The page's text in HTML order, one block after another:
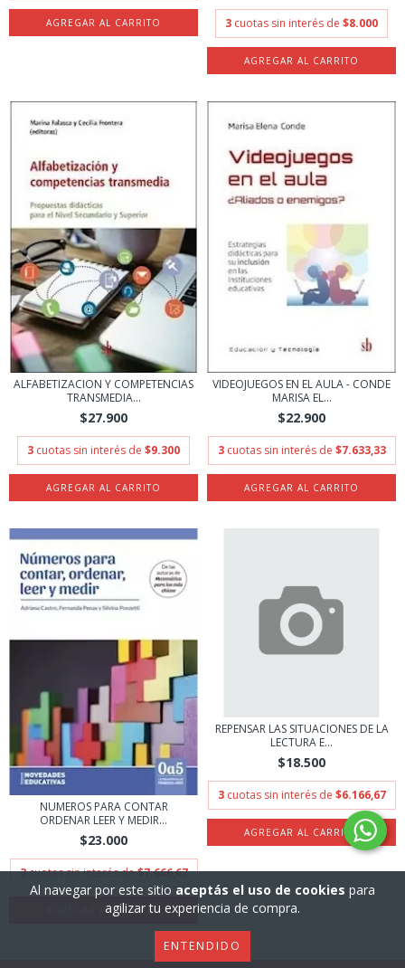
Al navegar por este sitio aceptás el uso de cookies para
agilizar tu experiencia de compra.
ENTENDIDO
3 cuotas sin interés de $8.000
ALFABETIZACION Y COMPETENCIAS
TRANSMEDIA...
$27.900
3 cuotas sin interés de $9.300
VIDEOJUEGOS EN EL AULA - CONDE
MARISA EL...
$22.900
3 cuotas sin interés de $7.633,33
NUMEROS PARA CONTAR
ORDENAR LEER Y MEDIR...
$23.000
3cuotas sin interés de$7.666,67
REPENSAR LAS SITUACIONES DE LA
LECTURA E...
$18.500
3 cuotas sin interés de $6.166,67